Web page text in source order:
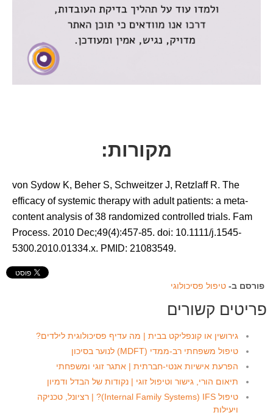
מקורות:
von Sydow K, Beher S, Schweitzer J, Retzlaff R. The
efficacy of systemic therapy with adult patients: a meta-
content analysis of 38 randomized controlled trials. Fam
Process. 2010 Dec;49(4):457-85. doi: 10.1111/j.1545-
5300.2010.01334.x. PMID: 21083549.
פורסם ב- טיפול פסיכולוגי
פריטים קשורים
גירושין או קונפליקט בבית | מה עדיף פסיכולוגית לילדים?
טיפול משפחתי רב-ממדי (MDFT) לנוער בסיכון
הפרעת אישיות אנטי-חברתית | אתגר זוגי ומשפחתי
תיאום הורי, גישור וטיפול זוגי | נקודות של הבדל ודמיון
טיפול Internal Family Systems) IFS)? | רציונל, טכניקה
ויעילות